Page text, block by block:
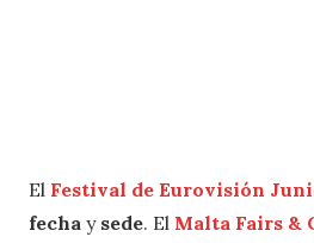
El Festival de Eurovisión
fecha y sede. El Malta Fairs &